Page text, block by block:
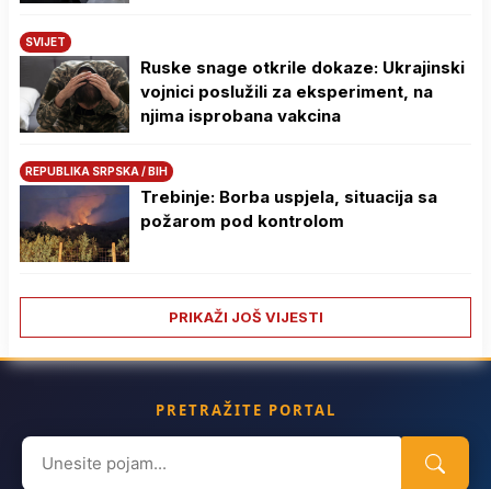
SVIJET
Ruske snage otkrile dokaze: Ukrajinski
vojnici poslužili za eksperiment, na
njima isprobana vakcina
REPUBLIKA SRPSKA / BIH
Trebinje: Borba uspjela, situacija sa
požarom pod kontrolom
PRIKAŽI JOŠ VIJESTI
PRETRAŽITE PORTAL
Search
for: